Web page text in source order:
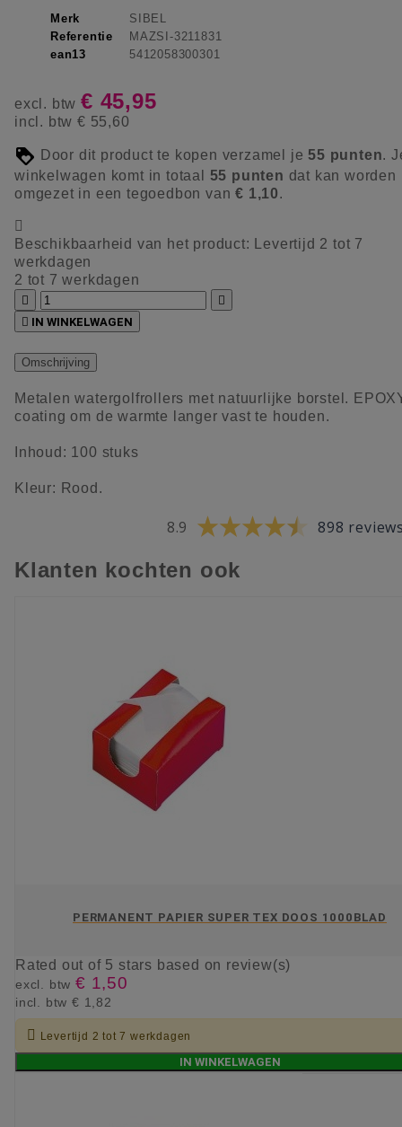
Merk
SIBEL
Referentie
MAZSI-3211831
ean13
5412058300301
excl. btw € 45,95
incl. btw € 55,60
Door dit product te kopen verzamel je55 punten.
winkelwagen komt in totaal 55 punten dat kan worden
omgezet in een tegoedbon van€ 1,10.

Beschikbaarheid van het product:
Levertijd 2 tot 7
werkdagen
2 tot 7 werkdagen


 IN WINKELWAGEN
Omschrijving
Metalen watergolfrollers met natuurlijke borstel.
coating om de warmte langer vast te houden.
Inhoud: 100 stuks
Kleur: Rood.
8.9 898
Klanten kochten ook
PERMANENT PAPIER SUPER TEX DOOS 1000BLAD
Rated out of 5 stars based on review(s)
excl. btw € 1,50
incl. btw € 1,82
 Levertijd 2 tot 7 werkdagen
IN WINKELWAGEN